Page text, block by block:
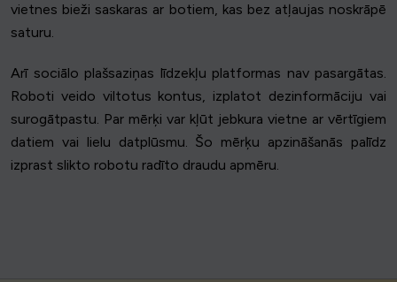
vietnes bieži saskaras ar botiem, kas bez atļaujas noskrāpē
saturu.
Arī sociālo plašsaziņas līdzekļu platformas nav pasargātas.
Roboti veido viltotus kontus, izplatot dezinformāciju vai
surogātpastu. Par mērķi var kļūt jebkura vietne ar vērtīgiem
datiem vai lielu datplūsmu. Šo mērķu apzināšanās palīdz
izprast slikto robotu radīto draudu apmēru.